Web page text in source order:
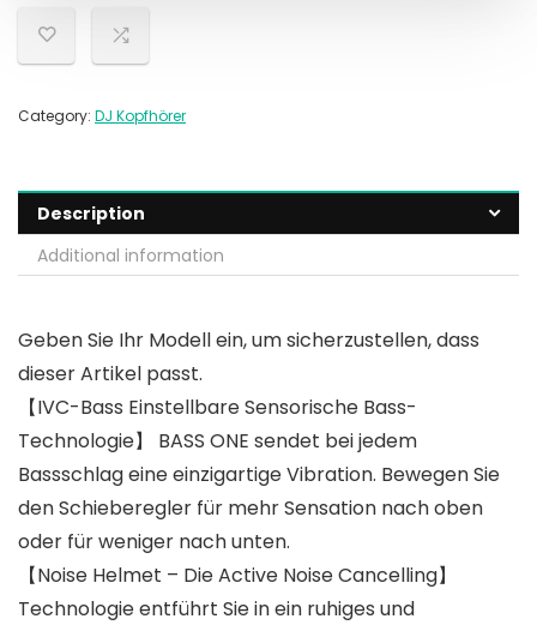
Category: DJ Kopfhörer
Description
Additional information
Geben Sie Ihr Modell ein, um sicherzustellen, dass
dieser Artikel passt.
【IVC-Bass Einstellbare Sensorische Bass-
Technologie】 BASS ONE sendet bei jedem
Bassschlag eine einzigartige Vibration. Bewegen Sie
den Schieberegler für mehr Sensation nach oben
oder für weniger nach unten.
【Noise Helmet – Die Active Noise Cancelling】
Technologie entführt Sie in ein ruhiges und